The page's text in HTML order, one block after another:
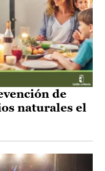
de
naturales el